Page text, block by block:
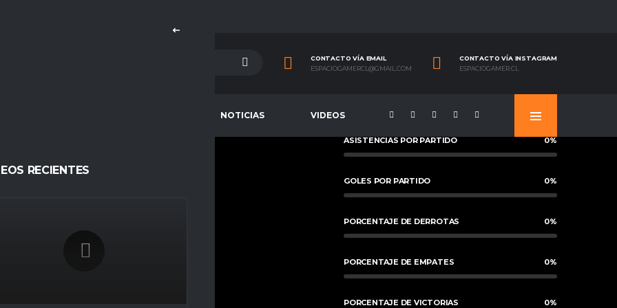
CONTACTO VÍA EMAIL
ESPACIOGAMERCL@GMAIL.COM
CONTACTO VÍA INSTAGRAM
ESPACIOGAMER.CL
NOTICIAS VIDEOS
RECIENTES
SAMPIIDU
Temporada 23
ASISTENCIAS POR PARTIDO 0%
GOLES POR PARTIDO 0%
PORCENTAJE DE DERROTAS 0%
PORCENTAJE DE EMPATES 0%
PORCENTAJE DE VICTORIAS 0%